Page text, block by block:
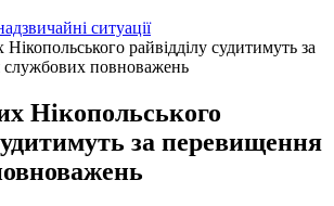
ситуації
райвідділу судитимуть за
повноважень
Нікопольського
за перевищення